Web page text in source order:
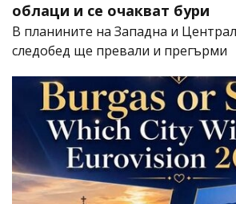
облаци и се очакват бури
В планините на Западна и
следобед ще превали и прегърми